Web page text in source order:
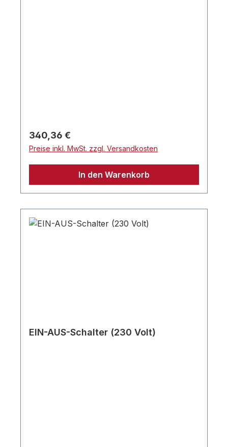
Regulärer Preis:
340,36 €
Preise inkl. MwSt. zzgl. Versandkosten
In den Warenkorb
EIN-AUS-Schalter (230 Volt)